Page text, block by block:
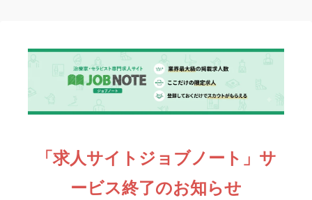
「求人サイトジョブノート」サ
ービス終了のお知らせ